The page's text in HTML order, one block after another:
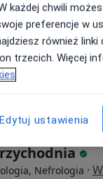
Nefrologia ·
każdej chwili
preferencje w
również linki
trzecich. Więcej
Edytuj ustawienia